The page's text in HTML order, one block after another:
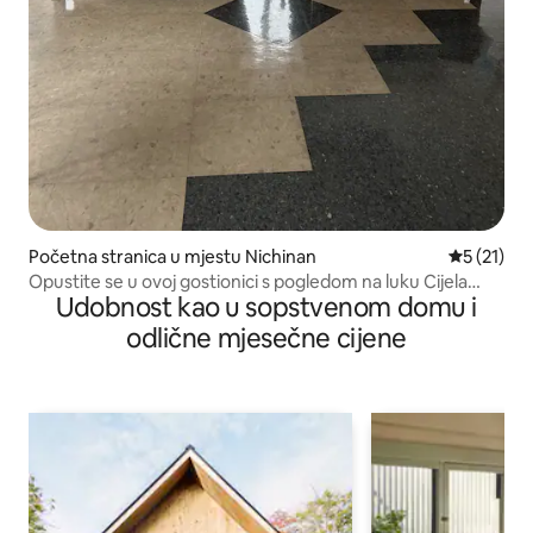
Početna stranica u mjestu Nichinan prosječna
5 (21)
Opustite se u ovoj gostionici s pogledom na luku Cijela
gostionica se iznajmljuje jednoj grupi dnevno
Udobnost kao u sopstvenom domu i
odlične mjesečne cijene